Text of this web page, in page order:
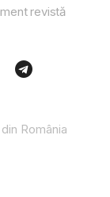
revistă
România